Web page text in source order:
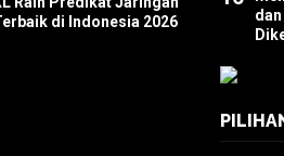
di Indonesia 2026